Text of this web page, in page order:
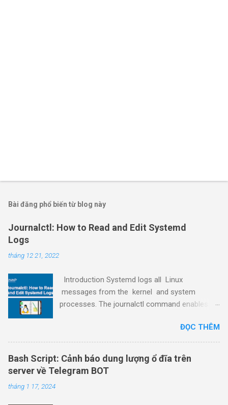
Bài đăng phổ biến từ blog này
Journalctl: How to Read and Edit Systemd
Logs
tháng 12 21, 2022
Introduction Systemd logs all Linux
messages from the kernel and system
processes. The journalctl command enables
a powerful tool for service and process
debugging. This guide shows how to read,
control, and maintain systemd logs using
journalctl through examples. Prerequisites
Access to the command line/terminal window.
ĐỌC THÊM
Bash Script: Cảnh báo dung lượng ổ đĩa trên
server về Telegram BOT
tháng 1 17, 2024